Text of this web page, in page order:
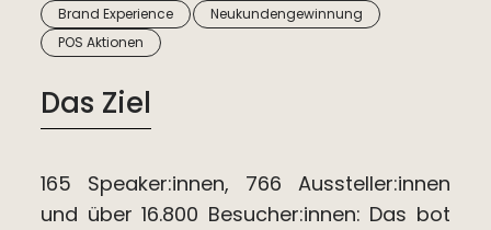
Brand Experience Neukundengewinnung
POS Aktionen
Das Ziel
165 Speaker:innen, 766 Aussteller:innen
und über 16.800 Besucher:innen: Das bot